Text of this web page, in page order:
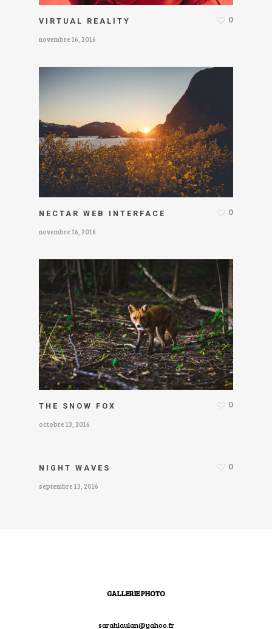
VIRTUAL REALITY
novembre 16, 2016
0
NECTAR WEB INTERFACE
novembre 16, 2016
0
THE SNOW FOX
octobre 13, 2016
0
NIGHT WAVES
septembre 13, 2016
0
GALLERIE PHOTO
sarahlaulan@yahoo.fr